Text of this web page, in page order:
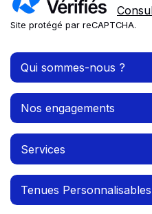
Site protégé par reCAPTCHA.
Qui sommes-nous ?
Nos engagements
Services
Tenues